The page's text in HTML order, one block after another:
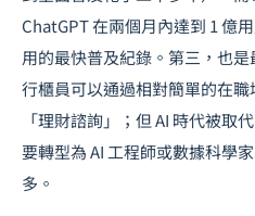
ChatGPT 在兩個月內達到 1 億
用的最快普及紀錄。第三，也
行櫃員可以通過相對簡單的在
「理財諮詢」；但 AI 時代被取
要轉型為 AI 工程師或數據科學
多。